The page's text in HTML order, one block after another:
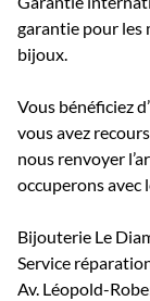
garantie pour les
bijoux.
Vous bénéficiez
vous avez
nous renvoyer
occuperons avec
Bijouterie Le
Service
Av. Léopold-